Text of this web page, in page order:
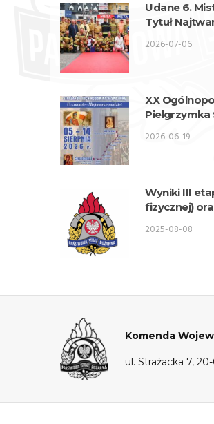
Udane 6.
Tytuł
2026-07-06
XX
Pielgrzymka
2026-06-19
Wyniki III
fizycznej)
2025-08-08
Komenda
ul. Strażacka 7,